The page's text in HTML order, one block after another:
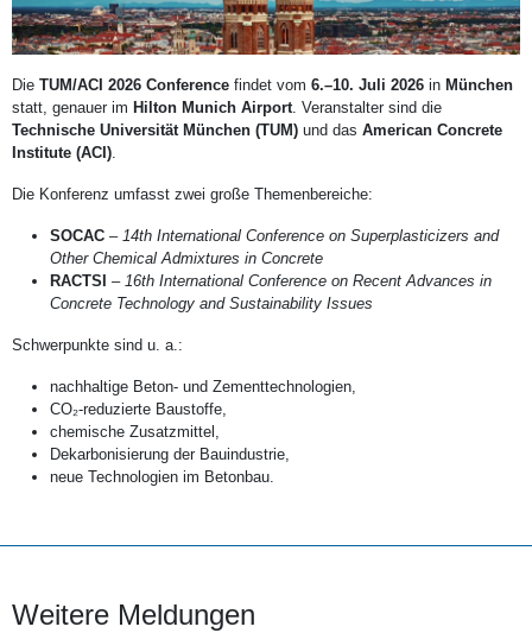
Die TUM/ACI 2026 Conference findet vom 6.–10. Juli 2026 in München
statt, genauer im Hilton Munich Airport . Veranstalter sind die
Technische Universität München (TUM) und das American Concrete
Institute (ACI)
Die Konferenz umfasst zwei große Themenbereiche:
SOCAC – 14th International Conference on Superplasticizers and
Other Chemical Admixtures in Concrete
RACTSI – 16th International Conference on Recent Advances in
Concrete Technology and Sustainability Issues
Schwerpunkte sind u. a.:
nachhaltige Beton- und Zementtechnologien,
CO₂-reduzierte Baustoffe,
chemische Zusatzmittel,
Dekarbonisierung der Bauindustrie,
neue Technologien im Betonbau.
Weitere Meldungen